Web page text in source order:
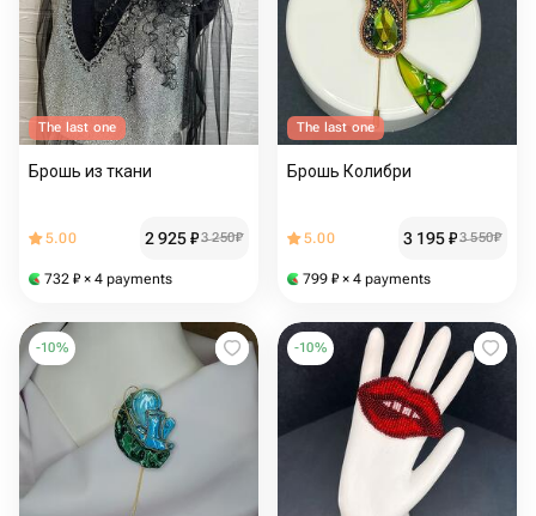
The last one
Брошь из ткани
5.00 2 925₽3 250₽
732 ₽ × 4 payments
The last one
Брошь Колибри
5.00 3 195₽3 550₽
799 ₽ × 4 payments
-10% -10%